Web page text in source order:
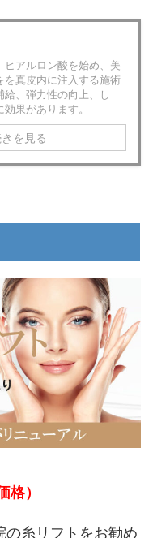
ヒアルロン酸を始め、美
を真皮内に注入する施術
給、弾力性の向上、し
果があります。
を見る
）
の糸リフトをお勧め